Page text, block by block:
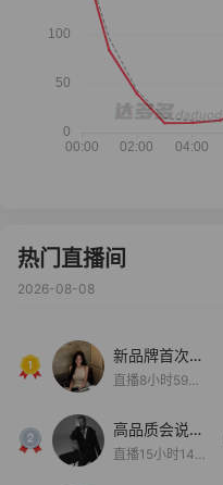
热门直播间
2026-08-08
新品牌首次大
上新
直播8小时59分
高品质会说
话….
直播15小时14